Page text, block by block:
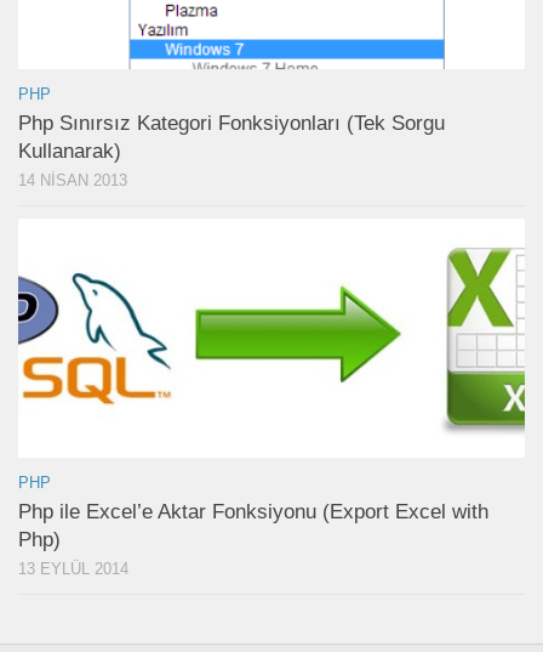
PHP
Php Sınırsız Kategori Fonksiyonları (Tek Sorgu
Kullanarak)
14 NISAN 2013
PHP
Php ile Excel’e Aktar Fonksiyonu (Export Excel with
Php)
13 EYLÜL 2014